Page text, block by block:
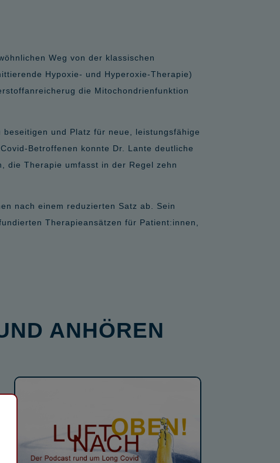
Weg von der klassischen
Hypoxie- und Hyperoxie-Therapie)
die Mitochondrienfunktion
und Platz für neue, leistungsfähige
Betroffenen konnte Dr. Lante deutliche
die Therapie umfasst in der Regel zehn
nach einem reduzierten Satz ab. Sein
Therapieansätzen für Patient:innen,
ANHÖREN